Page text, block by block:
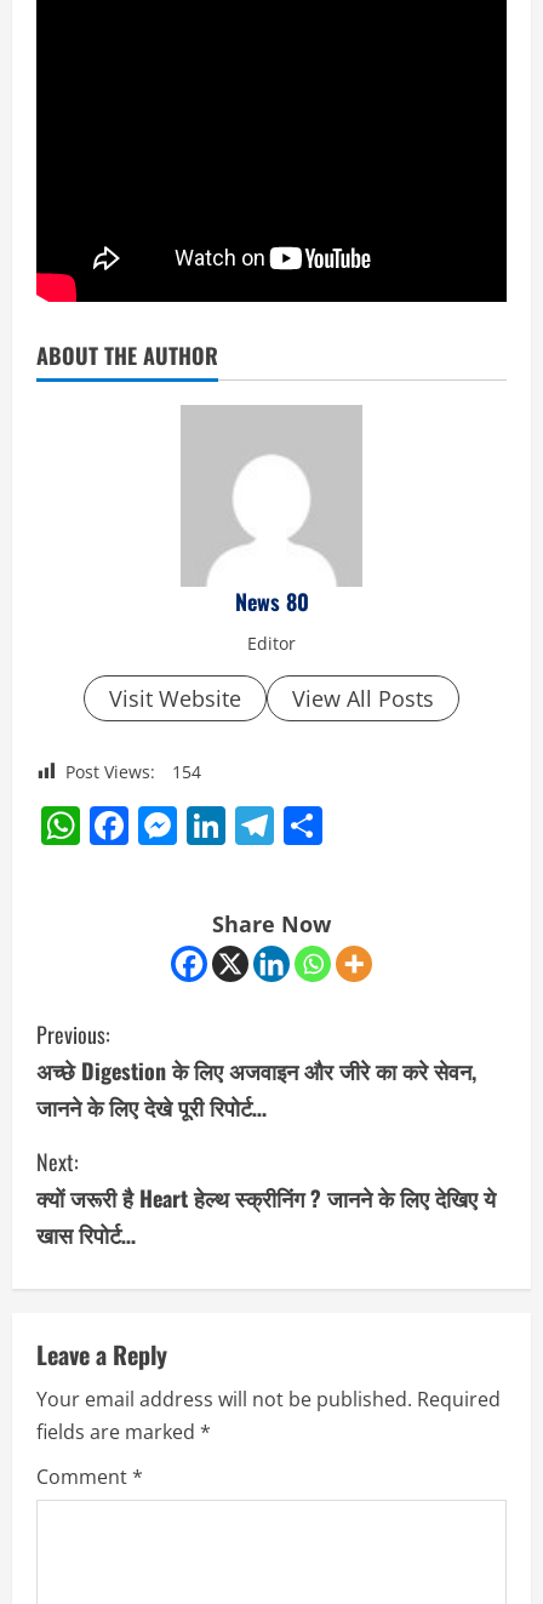
ABOUT THE AUTHOR
News 80
Editor
Visit Website View All Posts
Post Views: 154
WhatsApp
Facebook
Messenger
LinkedIn
Telegram
Share Now
C
o
n
t
i
n
e
R
e
Previous:
अच्छे Digestion के लिए अजवाइन और जीरे का करे सेवन,
जानने के लिए देखे पूरी रिपोर्ट…
Next:
क्यों जरूरी है Heart हेल्थ स्क्रीनिंग ? जानने के लिए देखिए ये
खास रिपोर्ट…
Leave a Reply
Your email address will not be published. Required
fields are marked *
Comment*